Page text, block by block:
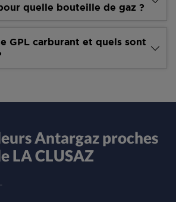
quelle bouteille de gaz ?
GPL carburant et quels sont
Antargaz proches
LA CLUSAZ